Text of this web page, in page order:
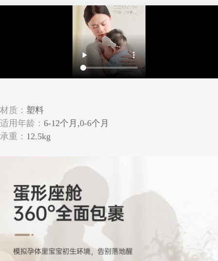
材质： 塑料
适用年龄： 6-12个月,0-6个月
承重： 12.5kg